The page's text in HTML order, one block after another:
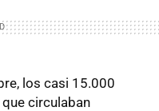
los casi 15.000
circulaban